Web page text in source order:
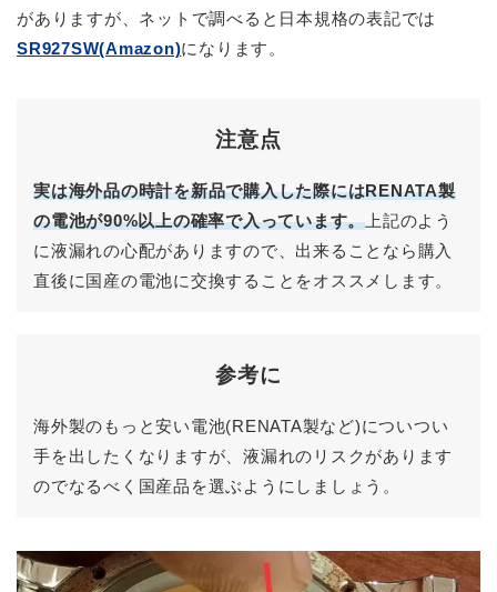
がありますが、ネットで調べると日本規格の表記では
SR927SW(Amazon)になります。
注意点
実は海外品の時計を新品で購入した際にはRENATA製
の電池が90%以上の確率で入っています。上記のよう
に液漏れの心配がありますので、出来ることなら購入
直後に国産の電池に交換することをオススメします。
参考に
海外製のもっと安い電池(RENATA製など)についつい
手を出したくなりますが、液漏れのリスクがあります
のでなるべく国産品を選ぶようにしましょう。